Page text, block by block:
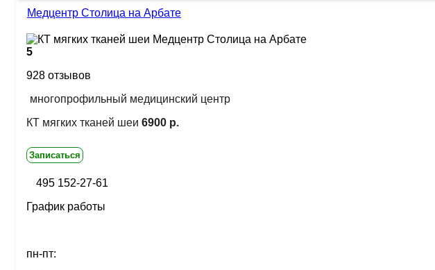
Медцентр Столица на Арбате
5
928 отзывов
многопрофильный медицинский центр
КТ мягких тканей шеи 6900 р.
Записаться
495 152-27-61
График работы
пн-пт: